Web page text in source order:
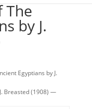
The
by J.
Egyptians by J.